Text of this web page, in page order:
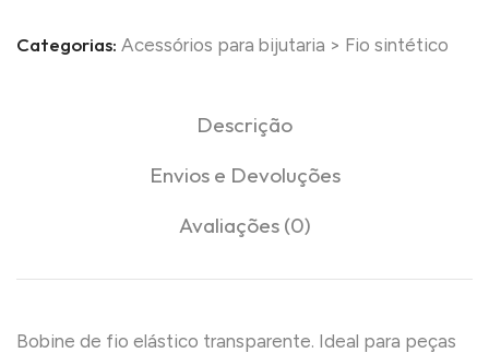
Categorias: Acessórios para bijutaria > Fio sintético
Descrição
Envios e Devoluções
Avaliações (0)
Bobine de fio elástico transparente. Ideal para peças